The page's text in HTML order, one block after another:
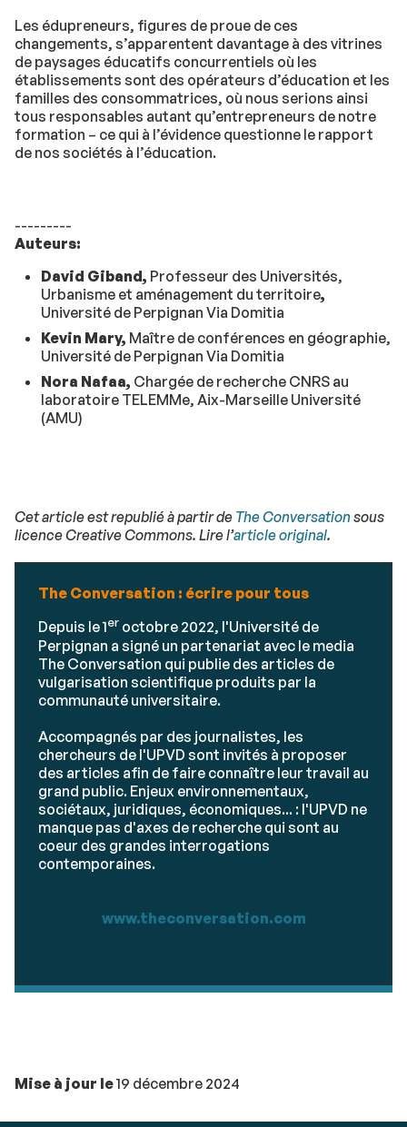
Les édupreneurs, figures de proue de ces
changements, s’apparentent davantage à des vitrines
de paysages éducatifs concurrentiels où les
établissements sont des opérateurs d’éducation et les
familles des consommatrices, où nous serions ainsi
tous responsables autant qu’entrepreneurs de notre
formation – ce qui à l’évidence questionne le rapport
de nos sociétés à l’éducation.
---------
Auteurs:
David Giband, Professeur des Universités,
Urbanisme et aménagement du territoire,
Université de Perpignan Via Domitia
Kevin Mary, Maître de conférences en géographie,
Université de Perpignan Via Domitia
Nora Nafaa, Chargée de recherche CNRS au
laboratoire TELEMMe, Aix-Marseille Université
(AMU)
Cet article est republié à partir de The Conversationsous
licence Creative Commons. Lire l’article original.
The Conversation : écrire pour tous
Depuis le 1er octobre 2022, l'Université de
Perpignan a signé un partenariat avec le media
The Conversation qui publie des articles de
vulgarisation scientifique produits par la
communauté universitaire.
Accompagnés par des journalistes, les
chercheurs de l'UPVD sont invités à proposer
des articles afin de faire connaître leur travail au
grand public. Enjeux environnementaux,
sociétaux, juridiques, économiques... : l'UPVD ne
manque pas d'axes de recherche qui sont au
coeur des grandes interrogations
contemporaines.
www.theconversation.com
Mise à jour le19 décembre 2024